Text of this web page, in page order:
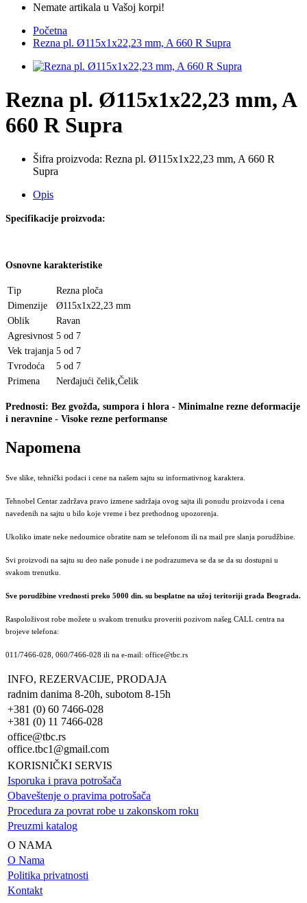
Nemate artikala u Vašoj korpi!
Početna
Rezna pl. Ø115x1x22,23 mm, A 660 R Supra
Rezna pl. Ø115x1x22,23 mm, A
660 R Supra
Šifra proizvoda: Rezna pl. Ø115x1x22,23 mm, A 660 R
Supra
Opis
Specifikacije proizvoda:
Osnovne karakteristike
Tip
Rezna ploča
Dimenzije
Ø115x1x22,23 mm
Oblik
Ravan
Agresivnost 5 od 7
Vek trajanja 5 od 7
Tvrodoća
5 od 7
Primena
Nerđajući čelik Čelik
Prednosti: Bez gvožđa, sumpora i hlora - Minimalne rezne deformacije
i neravnine - Visoke rezne performanse
Napomena
Sve slike, tehnički podaci i cene na našem sajtu su informativnog karaktera.
Tehnobel Centar zadržava pravo izmene sadržaja ovog sajta ili ponudu proizvoda i cena
navedenih na sajtu u bilo koje vreme i bez prethodnog upozorenja.
Ukoliko imate neke nedoumice obratite nam se telefonom ili na mail pre slanja porudžbine.
Svi proizvodi na sajtu su deo naše ponude i ne podrazumeva se da se da su dostupni u
svakom trenutku.
Sve porudžbine vrednosti preko 5000 din. su besplatne na užoj teritoriji grada Beograda.
Raspoloživost robe možete u svakom trenutku proveriti pozivom našeg CALL centra na
brojeve telefona:
011/7466-028, 060/7466-028 ili na e-mail: office@tbc.rs
INFO, REZERVACIJE, PRODAJA
radnim danima 8-20h, subotom 8-15h
+381 (0) 60 7466-028
+381 (0) 11 7466-028
office@tbc.rs
office.tbc1@gmail.com
KORISNIČKI SERVIS
Isporuka i prava potrošača
Obaveštenje o pravima potrošača
Procedura za povrat robe u zakonskom roku
Preuzmi katalog
O NAMA
O Nama
Politika privatnosti
Kontakt